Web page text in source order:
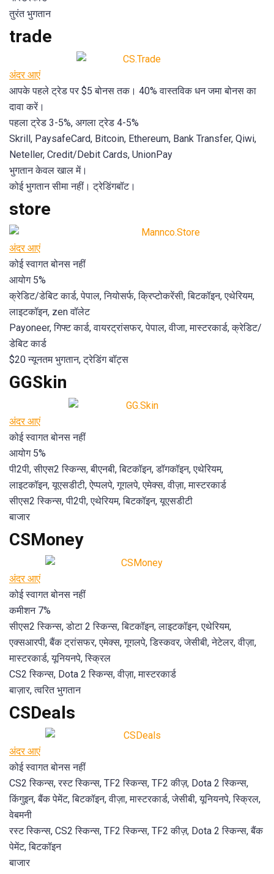
तुरंत भुगतान
trade
अंदर आएं
आपके पहले ट्रेड पर $5 बोनस तक। 40% वास्तविक धन जमा बोनस का
दावा करें।
पहला ट्रेड 3-5%, अगला ट्रेड 4-5%
Skrill, PaysafeCard, Bitcoin, Ethereum, Bank Transfer, Qiwi,
Neteller, Credit/Debit Cards, UnionPay
भुगतान केवल खाल में।
कोई भुगतान सीमा नहीं। ट्रेडिंगबॉट।
store
अंदर आएं
कोई स्वागत बोनस नहीं
आयोग 5%
क्रेडिट/डेबिट कार्ड, पेपाल, नियोसर्फ, क्रिप्टोकरेंसी, बिटकॉइन, एथेरियम,
लाइटकॉइन, zen वॉलेट
Payoneer, गिफ्ट कार्ड, वायरट्रांसफर, पेपाल, वीजा, मास्टरकार्ड, क्रेडिट/
डेबिट कार्ड
$20 न्यूनतम भुगतान, ट्रेडिंग बॉट्स
GGSkin
अंदर आएं
कोई स्वागत बोनस नहीं
आयोग 5%
पी2पी, सीएस2 स्किन्स, बीएनबी, बिटकॉइन, डॉगकॉइन, एथेरियम,
लाइटकॉइन, यूएसडीटी, ऐप्पलपे, गूगलपे, एमेक्स, वीज़ा, मास्टरकार्ड
सीएस2 स्किन्स, पी2पी, एथेरियम, बिटकॉइन, यूएसडीटी
बाजार
CSMoney
अंदर आएं
कोई स्वागत बोनस नहीं
कमीशन 7%
सीएस2 स्किन्स, डोटा 2 स्किन्स, बिटकॉइन, लाइटकॉइन, एथेरियम,
एक्सआरपी, बैंक ट्रांसफर, एमेक्स, गूगलपे, डिस्कवर, जेसीबी, नेटेलर, वीज़ा,
मास्टरकार्ड, यूनियनपे, स्क्रिल
CS2 स्किन्स, Dota 2 स्किन्स, वीज़ा, मास्टरकार्ड
बाज़ार, त्वरित भुगतान
CSDeals
अंदर आएं
कोई स्वागत बोनस नहीं
CS2 स्किन्स, रस्ट स्किन्स, TF2 स्किन्स, TF2 कीज़, Dota 2 स्किन्स,
किंगुइन, बैंक पेमेंट, बिटकॉइन, वीज़ा, मास्टरकार्ड, जेसीबी, यूनियनपे, स्क्रिल,
वेबमनी
रस्ट स्किन्स, CS2 स्किन्स, TF2 स्किन्स, TF2 कीज़, Dota 2 स्किन्स, बैंक
पेमेंट, बिटकॉइन
बाजार